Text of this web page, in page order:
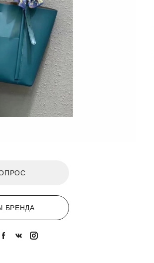
БРЕНДА